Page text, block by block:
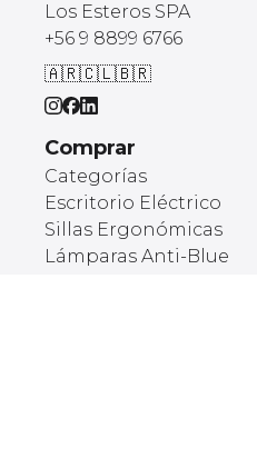
Los Esteros SPA
+56 9 8899 6766
🇦🇷🇨🇱🇧🇷
Comprar
Categorías
Escritorio Eléctrico
Sillas Ergonómicas
Lámparas Anti-Blue